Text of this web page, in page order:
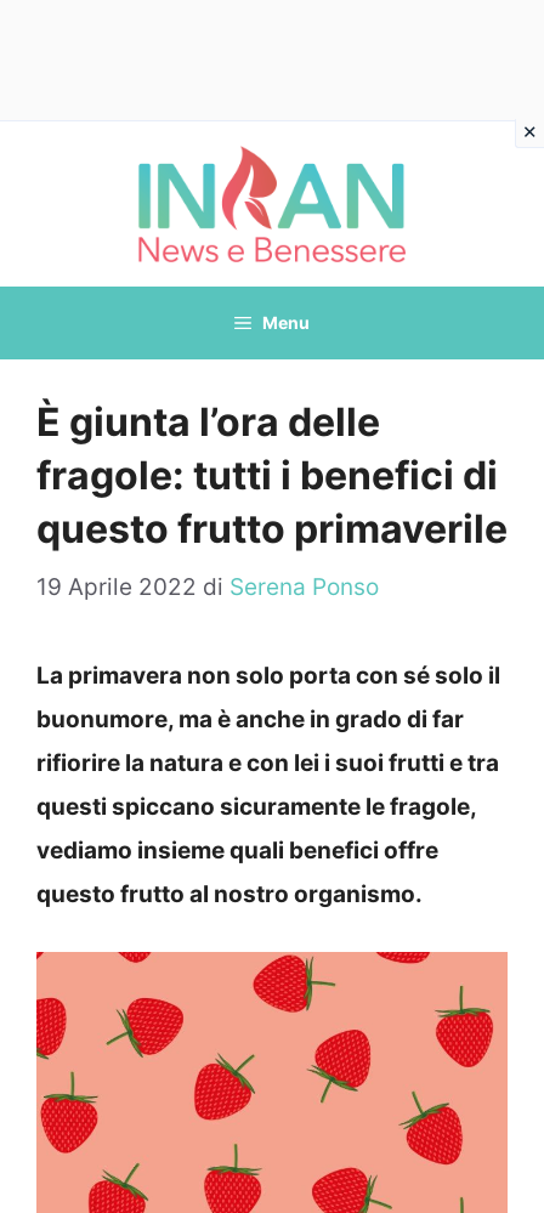
Menu
È giunta l’ora delle
fragole: tutti i benefici di
questo frutto primaverile
19 Aprile 2022 di Serena Ponso
La primavera non solo porta con sé solo il
buonumore, ma è anche in grado di far
rifiorire la natura e con lei i suoi frutti e tra
questi spiccano sicuramente le fragole,
vediamo insieme quali benefici offre
questo frutto al nostro organismo.